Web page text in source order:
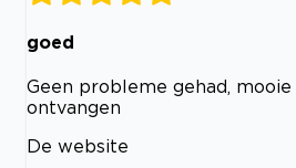
goed
Geen probleme gehad,
ontvangen
De website